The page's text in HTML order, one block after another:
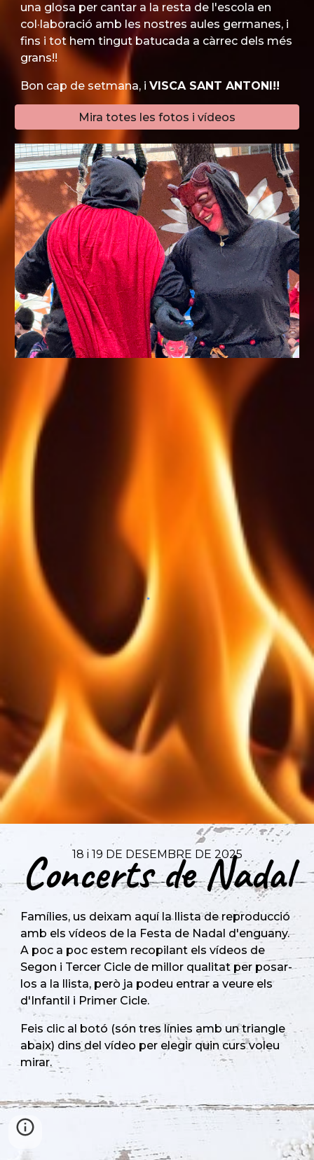
una glosa per cantar a la resta de l'escola en
col·laboració amb les nostres aules germanes, i
fins i tot hem tingut batucada a càrrec dels més
grans!!
Bon cap de setmana, iVISCA SANT ANTONI!!
Mira totes les fotos i vídeos
18 i 19 DE DESEMBRE DE 2025
Concerts de Nadal
Famílies, us deixam aquí la llista de reproducció
amb els vídeos de la Festa de Nadal d'enguany.
A poc a poc estem recopilant els vídeos de
Segon i Tercer Cicle de millor qualitat per posar-
los a la llista, però ja podeu entrar a veure els
d'Infantil i Primer Cicle.
Feis clic al botó (són tres línies amb un triangle
abaix) dins del vídeo per elegir quin curs voleu
mirar.